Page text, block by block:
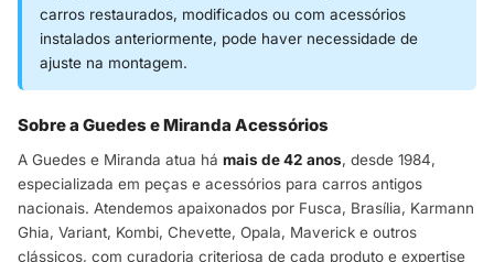
carros restaurados, modificados ou com acessórios
instalados anteriormente, pode haver necessidade de
ajuste na montagem.
Sobre a Guedes e Miranda Acessórios
A Guedes e Miranda atua há mais de 42 anos, desde 1984,
especializada em peças e acessórios para carros antigos
nacionais. Atendemos apaixonados por Fusca, Brasília, Karmann
Ghia, Variant, Kombi, Chevette, Opala, Maverick e outros
clássicos, com curadoria criteriosa de cada produto e expertise